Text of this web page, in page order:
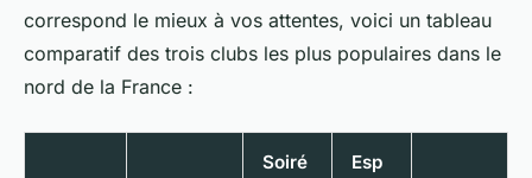
correspond le mieux à vos attentes, voici un tableau
comparatif des trois clubs les plus populaires dans le
nord de la France :
Soiré
Esp